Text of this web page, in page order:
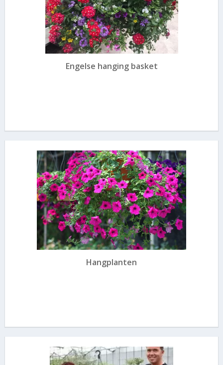
Engelse hanging basket
Hangplanten